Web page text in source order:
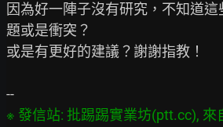
因為好一陣子沒有研究，不知道
題或是衝突？
或是有更好的建議？謝謝指教！
※ 發信站: 批踢踢實業坊(ptt.cc), 來